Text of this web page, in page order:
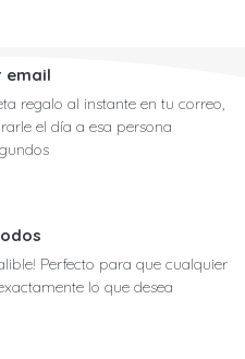
email
regalo al instante en tu correo,
el día a esa persona
Perfecto para que cualquier
lo que desea